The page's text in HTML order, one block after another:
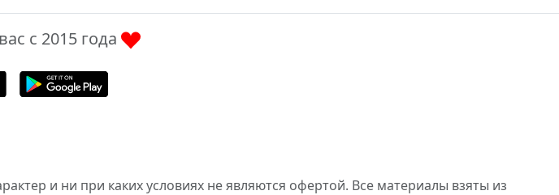
с 2015 года
и ни при каких условиях не являются офертой. Все материалы взяты из